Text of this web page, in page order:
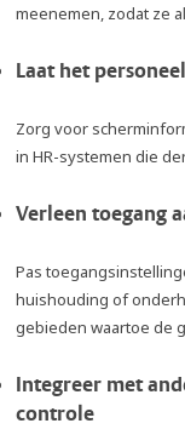
meenemen, zodat ze
Laat het
Zorg voor
in HR-systemen die
Verleen toegang
Pas
huishouding of
gebieden waartoe de
Integreer met
controle